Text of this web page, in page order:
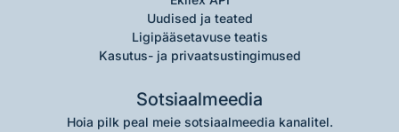
Uudised ja teated
Ligipääsetavuse teatis
Kasutus- ja privaatsustingimused
Sotsiaalmeedia
Hoia pilk peal meie sotsiaalmeedia kanalitel.